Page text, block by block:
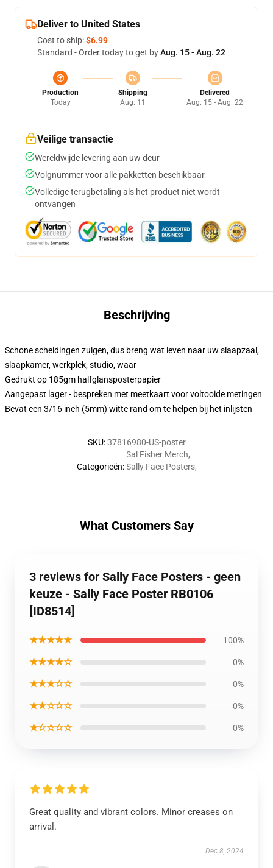
Deliver to United States
Cost to ship:$6.99
Standard - Order today to get byAug. 15 - Aug. 22
Production
Today
Shipping
Aug. 11
Delivered
Aug. 15 - Aug. 22
Veilige transactie
Wereldwijde levering aan uw deur
Volgnummer voor alle pakketten beschikbaar
Volledige terugbetaling als het product niet wordt
ontvangen
Beschrijving
Schone scheidingen zuigen, dus breng wat leven naar uw slaapzaal,
slaapkamer, werkplek, studio, waar
Gedrukt op 185gm halfglansposterpapier
Aangepast lager - bespreken met meetkaart voor voltooide metingen
Bevat een 3/16 inch (5mm) witte rand om te helpen bij het inlijsten
SKU:37816980-US-poster
Categorieën:
Sal Fisher Merch,
Sally Face Posters,
What Customers Say
3 reviews for Sally Face Posters - geen
keuze - Sally Face Poster RB0106
[ID8514]
★★★★★ 100%
★★★★☆ 0%
★★★☆☆ 0%
★★☆☆☆ 0%
★☆☆☆☆ 0%
Great quality and vibrant colors. Minor creases on
arrival.
Dec 8, 2024